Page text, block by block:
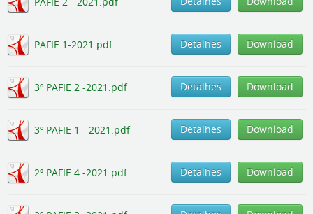
PAFIE 1-2021.pdf Download
Detalhes
3º PAFIE 2 -2021.pdf Download
Detalhes
3º PAFIE 1 - 2021.pdf Download
Detalhes
2º PAFIE 4 -2021.pdf Download
Detalhes